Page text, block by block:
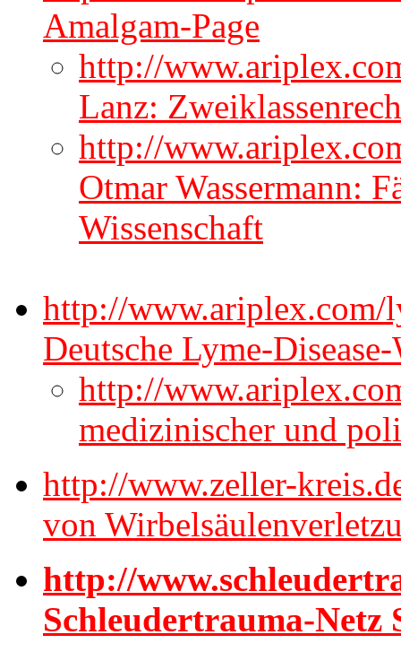
Amalgam-Page
http://
Lanz:
http://
Otmar Wassermann:
Wissenschaft
http://
Deutsche Lyme-
http://
medizinischer und
http://www.zeller-
von
http://
Schleudertrauma-Netz